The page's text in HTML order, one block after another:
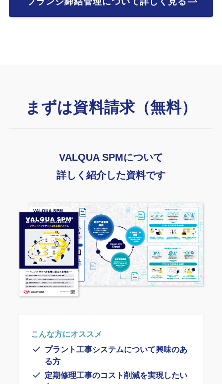
まずは資料請求（無料）
VALQUA SPMについて
詳しく紹介した資料です
こんな方にオススメ
プラント工事システムについて興味のあ
る方
定期修理工事のコスト削減を実現したい